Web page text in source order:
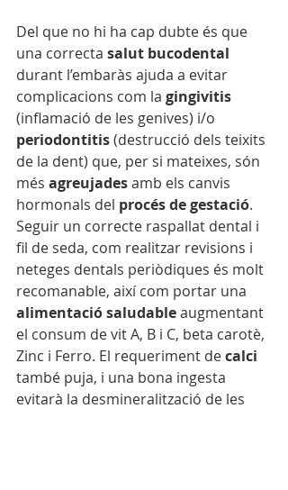
Del que no hi ha cap dubte és que
una correcta salut bucodental
durant l’embaràs ajuda a evitar
complicacions com la gingivitis
(inflamació de les genives) i/o
periodontitis (destrucció dels teixits
de la dent) que, per si mateixes, són
més agreujades amb els canvis
hormonals del procés de gestació.
Seguir un correcte raspallat dental i
fil de seda, com realitzar revisions i
neteges dentals periòdiques és molt
recomanable, així com portar una
alimentació saludable augmentant
el consum de vit A, B i C, beta carotè,
Zinc i Ferro. El requeriment de calci
també puja, i una bona ingesta
evitarà la desmineralització de les